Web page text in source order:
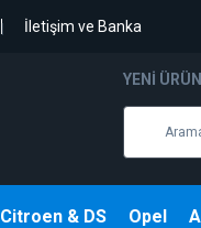
İletişim ve Banka
YENI
Citroen & DS Opel